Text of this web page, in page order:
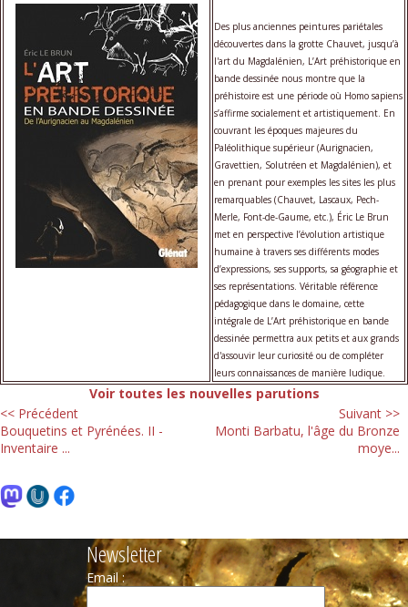
Des plus anciennes peintures pariétales
découvertes dans la grotte Chauvet, jusqu’à
l'art du Magdalénien, L’Art préhistorique en
bande dessinée nous montre que la
préhistoire est une période où Homo sapiens
s’affirme socialement et artistiquement. En
couvrant les époques majeures du
Paléolithique supérieur (Aurignacien,
Gravettien, Solutréen et Magdalénien), et
en prenant pour exemples les sites les plus
remarquables (Chauvet, Lascaux, Pech-
Merle, Font-de-Gaume, etc.), Éric Le Brun
met en perspective l’évolution artistique
humaine à travers ses différents modes
d’expressions, ses supports, sa géographie et
ses représentations. Véritable référence
pédagogique dans le domaine, cette
intégrale de L’Art préhistorique en bande
dessinée permettra aux petits et aux grands
d'assouvir leur curiosité ou de compléter
leurs connaissances de manière ludique.
Voir toutes les nouvelles parutions
<< Précédent
Bouquetins et Pyrénées. II -
Inventaire ...
Suivant >>
Monti Barbatu, l'âge du Bronze
moye...
Newsletter
Email :